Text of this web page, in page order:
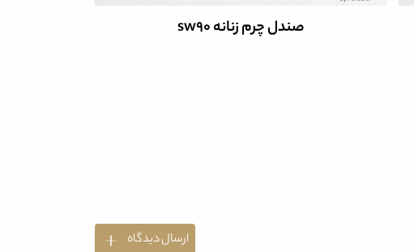
صندل چرم زنانه sw90
ارسال دیدگاه